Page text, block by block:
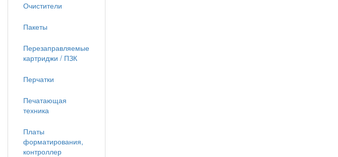
Очистители
Пакеты
Перезаправляемые
картриджи / ПЗК
Перчатки
Печатающая
техника
Платы
форматирования,
контроллер